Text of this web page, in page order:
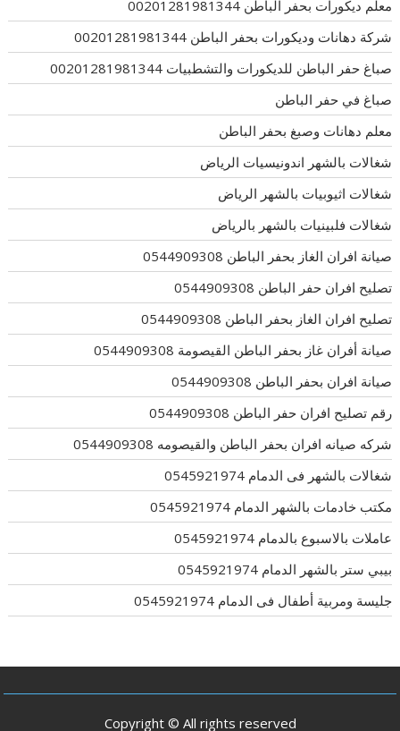
معلم ديكورات بحفر الباطن 00201281981344
شركة دهانات وديكورات بحفر الباطن 00201281981344
صباغ حفر الباطن للديكورات والتشطبيات 00201281981344
صباغ في حفر الباطن
معلم دهانات وصبغ بحفر الباطن
شغالات بالشهر اندونيسيات الرياض
شغالات اثيوبيات بالشهر الرياض
شغالات فلبينيات بالشهر بالرياض
صيانة افران الغاز بحفر الباطن 0544909308
تصليح افران حفر الباطن 0544909308
تصليح افران الغاز بحفر الباطن 0544909308
صيانة أفران غاز بحفر الباطن القيصومة 0544909308
صيانة افران بحفر الباطن 0544909308
رقم تصليح افران حفر الباطن 0544909308
شركه صيانه افران بحفر الباطن والقيصومه 0544909308
شغالات بالشهر فى الدمام 0545921974
مكتب خادمات بالشهر الدمام 0545921974
عاملات بالاسبوع بالدمام 0545921974
بيبي ستر بالشهر الدمام 0545921974
جليسة ومربية أطفال فى الدمام 0545921974
Copyright © All rights reserved